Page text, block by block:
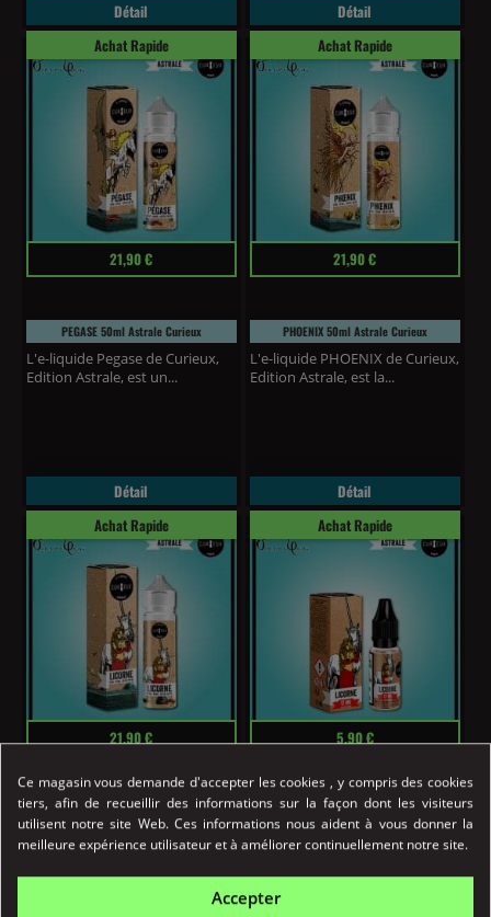
Détail
Achat Rapide
Détail
Achat Rapide
Prix 21,90 €
PEGASE 50ml Astrale Curieux
L'e-liquide Pegase de Curieux,
Edition Astrale, est un...
Détail
Achat Rapide
Prix 21,90 €
PHOENIX 50ml Astrale Curieux
L'e-liquide PHOENIX de Curieux,
Edition Astrale, est la...
Détail
Achat Rapide
Prix 21,90 €
LICORNE 50ml Astrale Curieux
L'e-liquide Licorne de Curieux,
Edition Astrale, est...
Prix 5,90 €
LICORNE 10 Ml Astrale Curieux
L'e-liquide Licorne de Curieux,
Edition Astrale, est...
Ce magasin vous demande d'accepter les cookies , y compris des cookies
tiers, afin de recueillir des informations sur la façon dont les visiteurs
utilisent notre site Web. Ces informations nous aident à vous donner la
meilleure expérience utilisateur et à améliorer continuellement notre site.
Accepter